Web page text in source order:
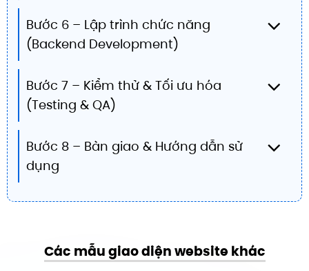
Bước 6 – Lập trình chức năng
(Backend Development)
Bước 7 – Kiểm thử & Tối ưu hóa
(Testing & QA)
Bước 8 – Bàn giao & Hướng dẫn sử
dụng
Các mẫu giao diện website khác